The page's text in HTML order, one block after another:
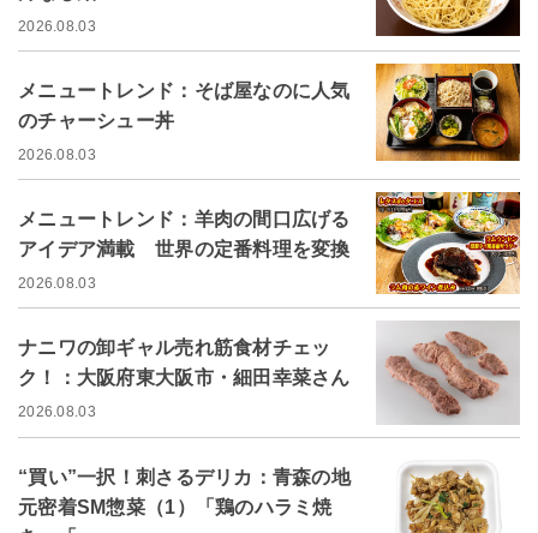
2026.08.03
メニュートレンド：そば屋なのに人気
のチャーシュー丼
2026.08.03
メニュートレンド：羊肉の間口広げる
アイデア満載 世界の定番料理を変換
2026.08.03
ナニワの卸ギャル売れ筋食材チェッ
ク！：大阪府東大阪市・細田幸菜さん
2026.08.03
“買い”一択！刺さるデリカ：青森の地
元密着SM惣菜（1）「鶏のハラミ焼